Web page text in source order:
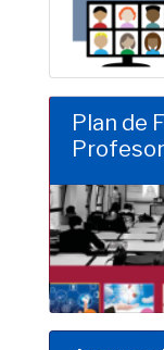
Plan de
Clic para